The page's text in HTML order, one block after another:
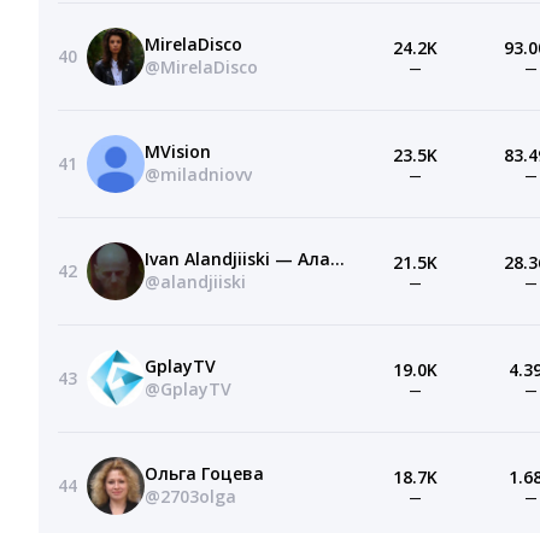
40
MirelaDisco
@MirelaDisco
24.2K
— —
41
MVision
@miladniovv
23.5K
— —
42
Ivan Alandjiiski — Аланджийски
@alandjiiski
21.5K
— —
43
GplayTV
@GplayTV
19.0K
— —
44
Ольга Гоцева
@2703olga
18.7K
— —